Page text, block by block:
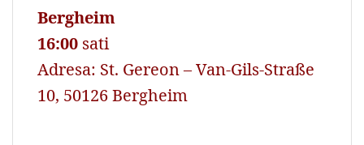
Bergheim
16:00 sati
Adresa: St. Gereon – Van-Gils-Straße
10, 50126 Bergheim